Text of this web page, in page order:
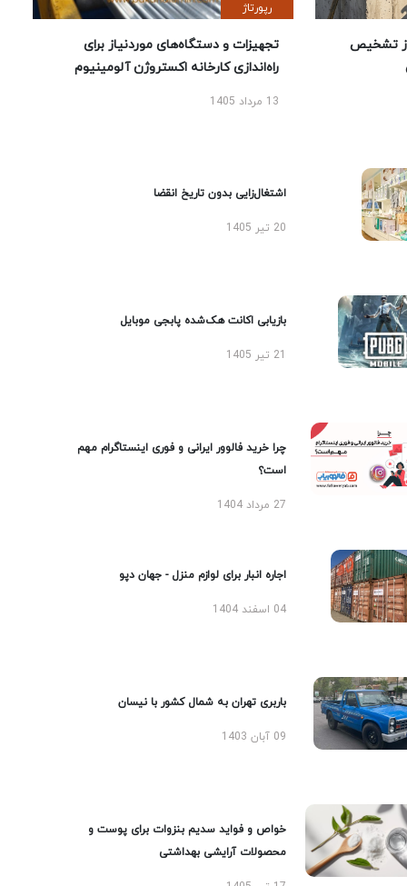
تشخیص
رپورتاژ
تجهیزات و دستگاه‌های موردنیاز برای
راه‌اندازی کارخانه اکستروژن آلومینیوم
13 مرداد 1405
اشتغال‌زایی بدون تاریخ انقضا
20 تیر 1405
بازیابی اکانت هک‌شده پابجی موبایل
چرا خرید فالوور ایرانی و فوری اینستاگرام مهم
است؟
27 مرداد 1404
اجاره انبار برای لوازم منزل - جهان دپو
04 اسفند 1404
باربری تهران به شمال کشور با نیسان
09 آبان 1403
خواص و فواید سدیم بنزوات برای پوست و
محصولات آرایشی بهداشتی